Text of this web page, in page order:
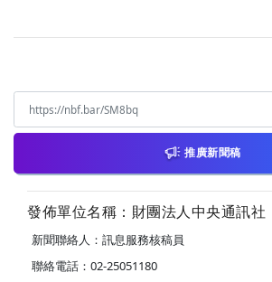
推廣新聞稿
發佈單位名稱：財團法人中央通訊社
新聞聯絡人：訊息服務核稿員
聯絡電話：02-25051180